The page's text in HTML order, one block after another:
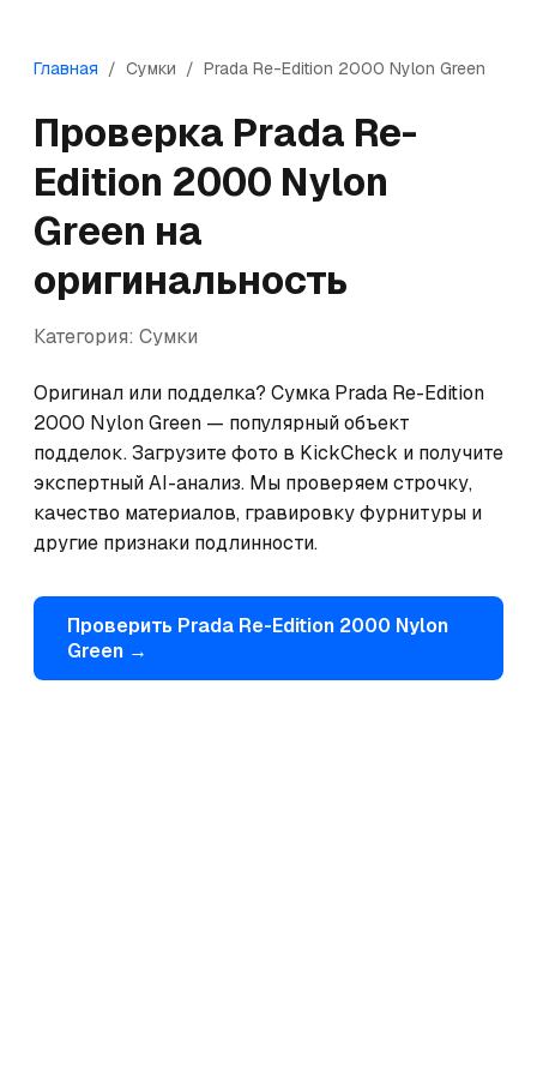
Главная / Сумки / Prada Re-Edition 2000 Nylon Green
Проверка Prada Re-
Edition 2000 Nylon
Green на
оригинальность
Категория: Сумки
Оригинал или подделка? Сумка Prada Re-Edition
2000 Nylon Green — популярный объект
подделок. Загрузите фото в KickCheck и получите
экспертный AI-анализ. Мы проверяем строчку,
качество материалов, гравировку фурнитуры и
другие признаки подлинности.
Проверить Prada Re-Edition 2000 Nylon
Green →